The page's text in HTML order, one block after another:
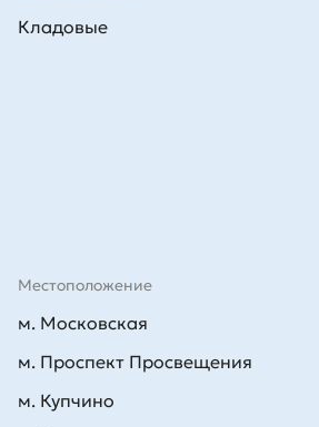
Кладовые
Местоположение
м. Московская
м. Проспект Просвещения
м. Купчино